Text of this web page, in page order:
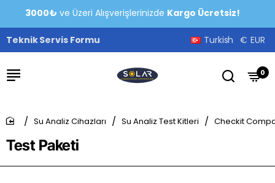
3000₺ ve Üzeri Alışverişlerinizde Kargo Ücretsiz!
Teknik Servis Formu Turkish € EUR
0
Test Paketi
home
Su Analiz Cihazları Su Analiz Test Kitleri Checkit